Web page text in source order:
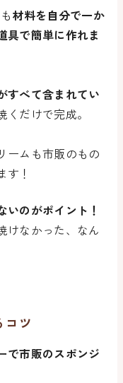
材料を自分で一か
具で簡単に作れま
すべて含まれてい
だけで完成。
ームも市販のもの
す！
いのがポイント！
けなかった、なん
ツ
で市販のスポンジ